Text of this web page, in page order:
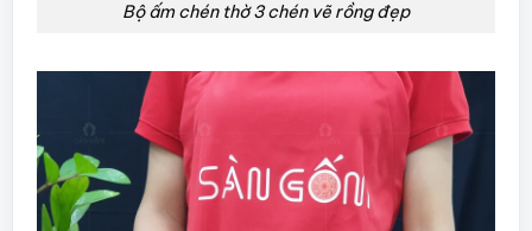
Bộ ấm chén thờ 3 chén vẽ rồng đẹp